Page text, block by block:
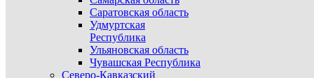
Саратовская область
Удмуртская
Республика
Ульяновская область
Чувашская Республика
Северо-Кавказский